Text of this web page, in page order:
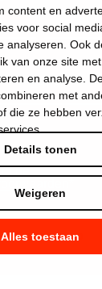
content en
voor social
analyseren. Ook
van onze site
en analyse.
met
die ze hebben
Alles toestaan
Weigeren
Details tonen
de